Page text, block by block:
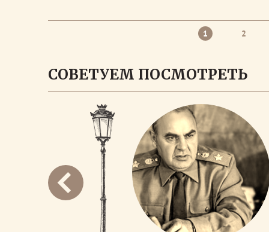
1 2
СОВЕТУЕМ ПОСМОТРЕТЬ